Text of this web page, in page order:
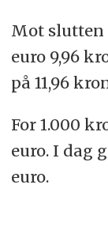
Mot slutten
euro 9,96
på 11,96
For 1.000
euro. I dag
euro.